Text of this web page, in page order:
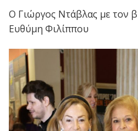
Ο Γιώργος Ντάβλας με τον
Ευθύμη Φιλίππου